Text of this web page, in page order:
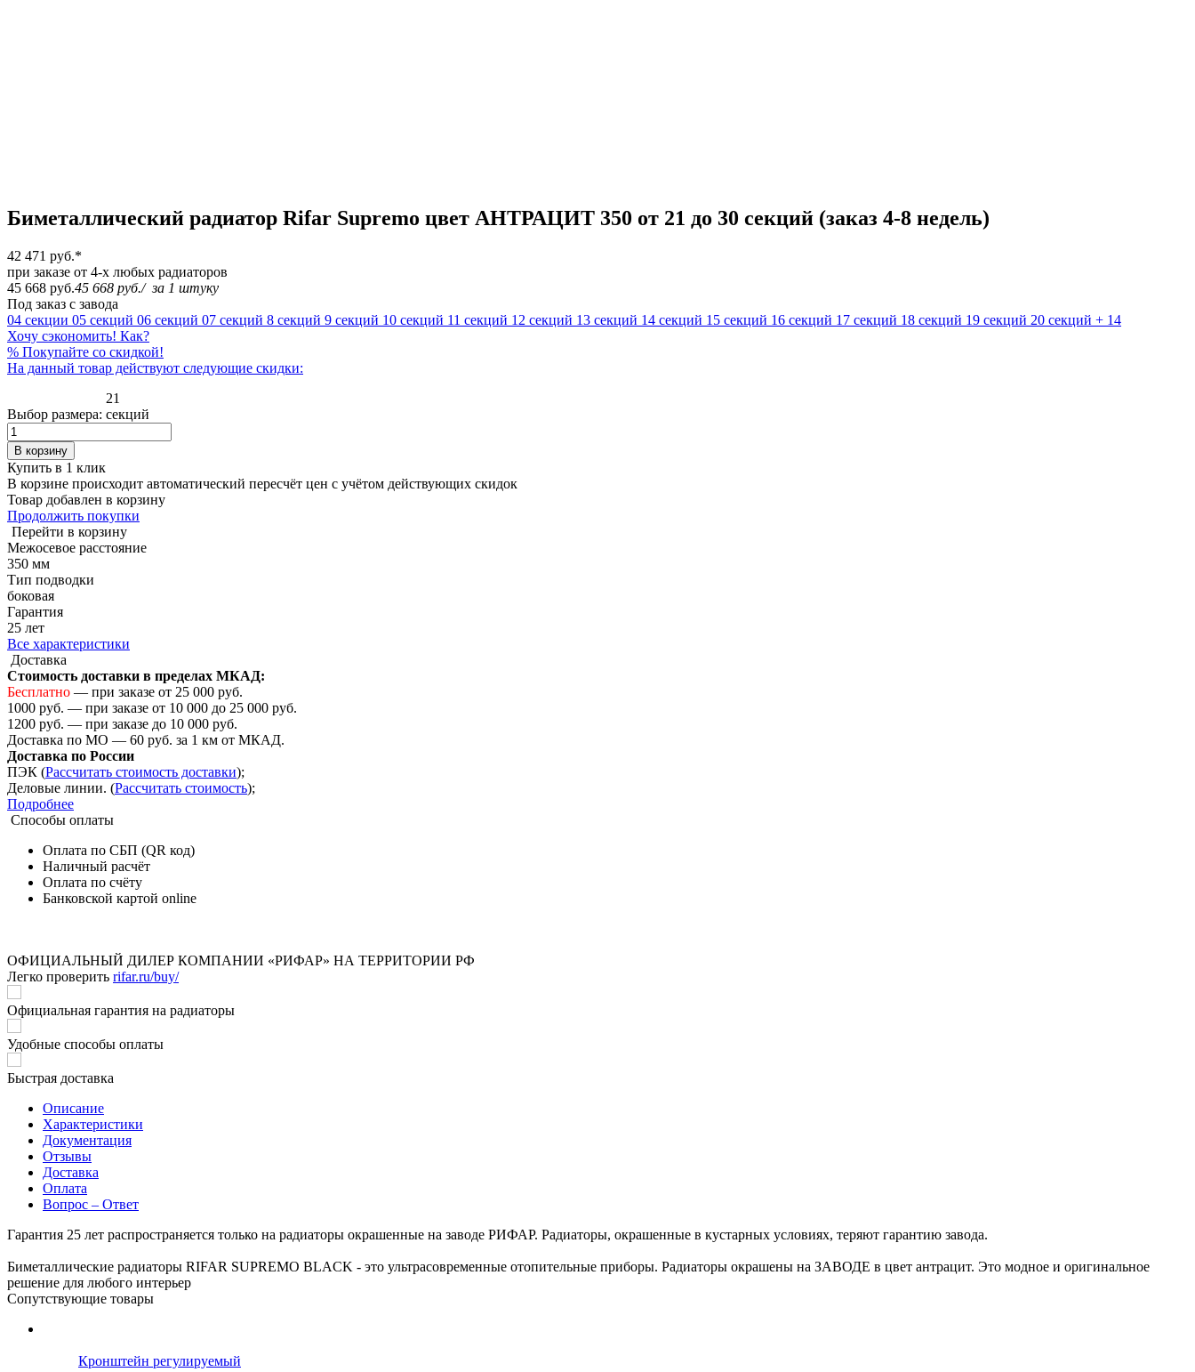
Биметаллический радиатор Rifar Supremo цвет АНТРАЦИТ 350 от 21 до 30 секций (заказ 4-8 недель)
42 471 руб.*
при заказе от 4-х любых радиаторов
45 668 руб.45 668 руб./за 1 штуку
Под заказ с завода
04 секции 05 секций 06 секций 07 секций 8 секций 9 секций 10 секций 11 секций 12 секций 13 секций 14 секций 15 секций 16 секций 17 секций 18 секций 19 секций 20 секций + 14
Хочу сэкономить! Как?
% Покупайте со скидкой!
На данный товар действуют следующие скидки:
Выбор размера:
21
секций
В корзину
Купить в 1 клик
В корзине происходит автоматический пересчёт цен с учётом действующих скидок
Товар добавлен в корзину
Продолжить покупки
Перейти в корзину
Межосевое расстояние
350 мм
Тип подводки
боковая
Гарантия
25 лет
Все характеристики
Доставка
Стоимость доставки в пределах МКАД:
Бесплатно — при заказе от 25 000 руб.
1000 руб. — при заказе от 10 000 до 25 000 руб.
1200 руб. — при заказе до 10 000 руб.
Доставка по МО — 60 руб. за 1 км от МКАД.
Доставка по России
ПЭК (Рассчитать стоимость доставки);
Деловые линии. (Рассчитать стоимость);
Подробнее
Способы оплаты
Оплата по СБП (QR код)
Наличный расчёт
Оплата по счёту
Банковской картой online
ОФИЦИАЛЬНЫЙ ДИЛЕР КОМПАНИИ «РИФАР» НА ТЕРРИТОРИИ РФ
Легко проверить rifar.ru/buy/
Официальная гарантия на радиаторы
Удобные способы оплаты
Быстрая доставка
Описание
Характеристики
Документация
Отзывы
Доставка
Оплата
Вопрос – Ответ
Гарантия 25 лет распространяется только на радиаторы окрашенные на заводе РИФАР. Радиаторы, окрашенные в кустарных условиях, теряют гарантию завода.
Биметаллические радиаторы RIFAR SUPREMO BLACK - это ультрасовременные отопительные приборы. Радиаторы окрашены на ЗАВОДЕ в цвет антрацит. Это модное и оригинальное
решение для любого интерьер
Сопутствующие товары
Кронштейн регулируемый